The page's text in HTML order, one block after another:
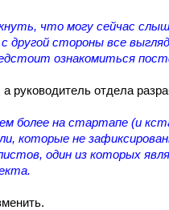
что могу сейчас
другой стороны все
ознакомиться
руководитель отдела
более на стартапе (и
которые не
один из которых